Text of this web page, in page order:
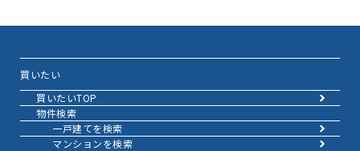
買いたい
買いたいTOP
物件検索
一戸建てを検索
マンションを検索